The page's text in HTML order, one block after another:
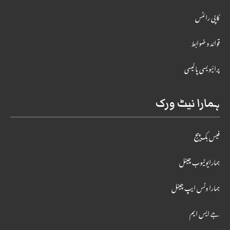
کاپی رائٹس
قوائد و ضوابط
پرائیویسی پالیسی
ہمارا نیٹ ورک
فیس بک پیج
ہمارایوٹیوب چینل
ہمارا وٹس ایپ چینل
جے ایس ایم